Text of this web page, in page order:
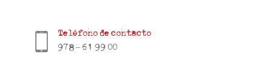
Teléfono de contacto
978 – 61 99 00